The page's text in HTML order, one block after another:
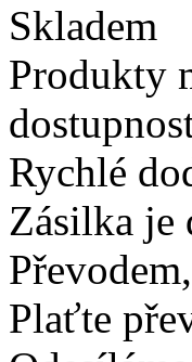
Skladem
Produkty
Rychlé
Zásilka je
Plaťte